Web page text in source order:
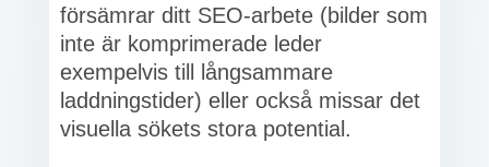
försämrar ditt SEO-arbete (bilder som
inte är komprimerade leder
exempelvis till långsammare
laddningstider) eller också missar det
visuella sökets stora potential.